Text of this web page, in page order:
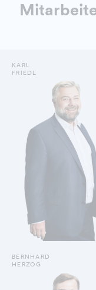
DETAILS
KARL
FRIEDL
BERNHARD
HERZOG